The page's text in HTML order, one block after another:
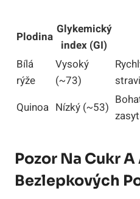
Plodina
Glykemický
index (GI)
Bílá
rýže
Vysoký
(~73)
Quinoa Nízký (~53)
Pozor Na Cukr
Bezlepkových